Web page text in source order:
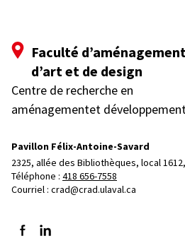
Faculté
d’art et de design
Centre de recherche en
aménagementet
Pavillon Félix-Antoine-Savard
2325, allée des Bibliothèques, local 1612,
Téléphone : 418 656-7558
Courriel : crad@crad.ulaval.ca
Suivez-nous sur Facebook
Suivez-nous sur LinkedIn